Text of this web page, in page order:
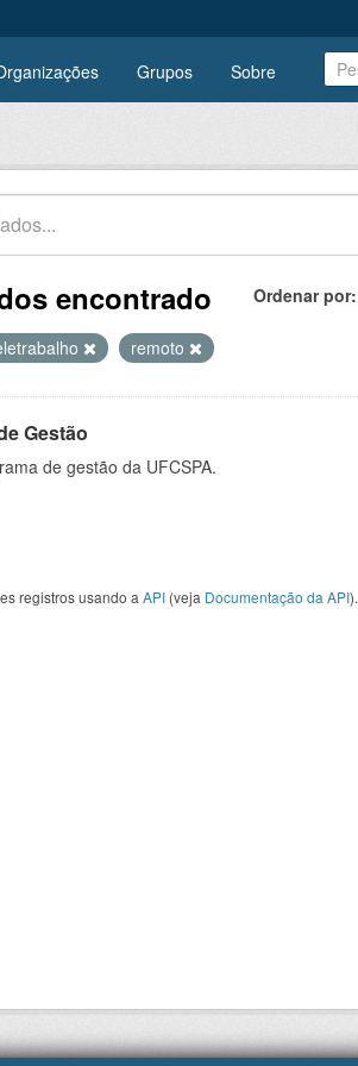
Grupos Sobre
Ordenar por
encontrado
remoto
Gestão
de gestão da UFCSPA.
registros usando a API (veja Documentação da API).